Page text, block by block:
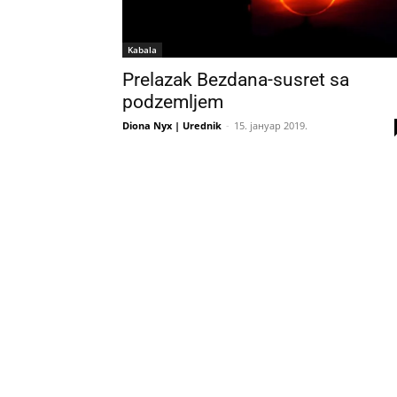
Kabala
Prelazak Bezdana-susret sa
podzemljem
Diona Nyx | Urednik - 15. јануар 2019.